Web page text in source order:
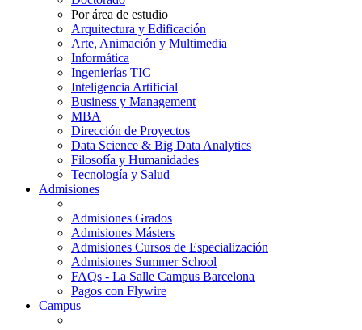
Por área de estudio
Arquitectura y Edificación
Arte, Animación y Multimedia
Informática
Ingenierías TIC
Inteligencia Artificial
Business y Management
MBA
Dirección de Proyectos
Data Science & Big Data Analytics
Filosofía y Humanidades
Tecnología y Salud
Admisiones
Admisiones Grados
Admisiones Másters
Admisiones Cursos de Especialización
Admisiones Summer School
FAQs - La Salle Campus Barcelona
Pagos con Flywire
Campus